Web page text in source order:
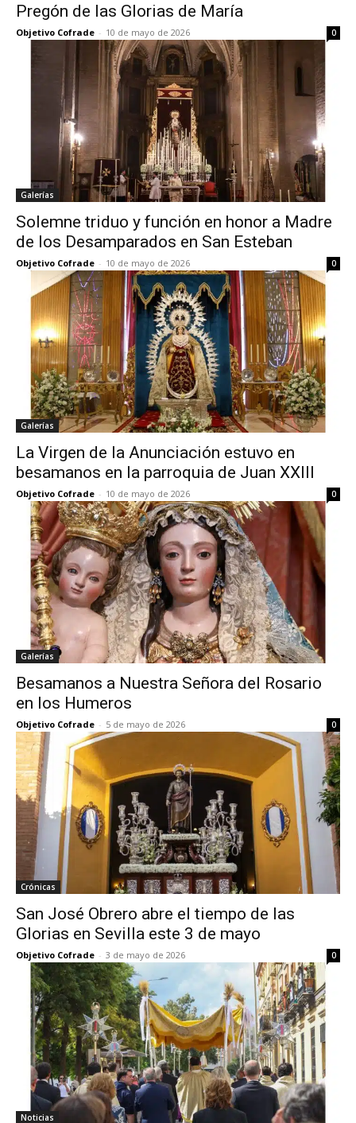
Pregón de las Glorias de María
Objetivo Cofrade - 10 de mayo de 2026 0
Galerías
Solemne triduo y función en honor a Madre
de los Desamparados en San Esteban
Objetivo Cofrade - 10 de mayo de 2026 0
Galerías
La Virgen de la Anunciación estuvo en
besamanos en la parroquia de Juan XXIII
Objetivo Cofrade - 10 de mayo de 2026 0
Galerías
Besamanos a Nuestra Señora del Rosario
en los Humeros
Objetivo Cofrade - 5 de mayo de 2026 0
Crónicas
San José Obrero abre el tiempo de las
Glorias en Sevilla este 3 de mayo
Objetivo Cofrade - 3 de mayo de 2026 0
Noticias